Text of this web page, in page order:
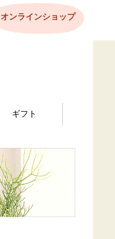
オンラインショップ
ギフト